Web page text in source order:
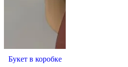
Букет в коробке